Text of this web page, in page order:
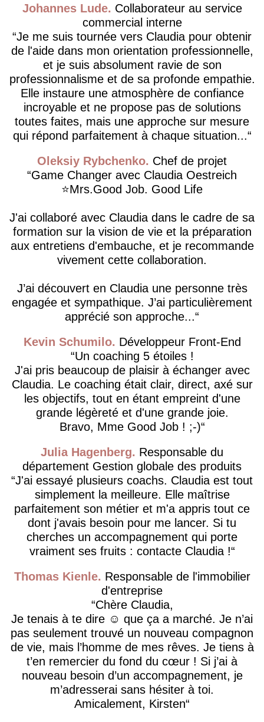
Johannes Lude
Collaborateur au service
commercial interne
​Je me suis tournée vers Claudia pour obtenir
de l'aide dans mon orientation professionnelle,
et je suis absolument ravie de son
professionnalisme et de sa profonde empathie.
Elle instaure une atmosphère de confiance
incroyable et ne propose pas de solutions
toutes faites, mais une approche sur mesure
qui répond parfaitement à chaque situation...
Oleksiy Rybchenko Chef de projet
Game Changer avec Claudia Oestreich
⭐️Mrs.Good Job. Good Life
J'ai collaboré avec Claudia dans le cadre de sa
formation sur la vision de vie et la préparation
aux entretiens d'embauche, et je recommande
vivement cette collaboration.
J’ai découvert en Claudia une personne très
engagée et sympathique. J’ai particulièrement
apprécié son approche...
Kevin Schumilo
Développeur Front-End
Un coaching 5 étoiles !
J'ai pris beaucoup de plaisir à échanger avec
Claudia. Le coaching était clair, direct, axé sur
les objectifs, tout en étant empreint d'une
grande légèreté et d'une grande joie.
Bravo, Mme Good Job ! ;-)
Julia Hagenberg
Responsable du
département Gestion globale des produits
J'ai essayé plusieurs coachs. Claudia est tout
simplement la meilleure. Elle maîtrise
parfaitement son métier et m'a appris tout ce
dont j'avais besoin pour me lancer. Si tu
cherches un accompagnement qui porte
vraiment ses fruits : contacte Claudia !
Thomas Kienle
Responsable de l'immobilier
d'entreprise
Chère Claudia,
Je tenais à te dire ☺️ que ça a marché. Je n’ai
pas seulement trouvé un nouveau compagnon
de vie, mais l’homme de mes rêves. Je tiens à
t’en remercier du fond du cœur ! Si j’ai à
nouveau besoin d’un accompagnement, je
m’adresserai sans hésiter à toi.
Amicalement, Kirsten